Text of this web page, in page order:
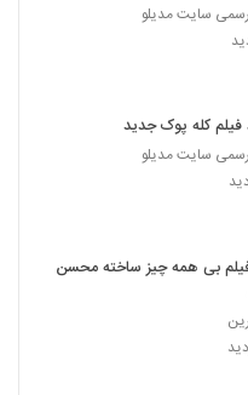
در کمال خونسردی
رسمی سایت مدیلو
فیلم کله پوک جدید
رسمی سایت مدیلو
فیلم بی همه چیز ساخته محسن